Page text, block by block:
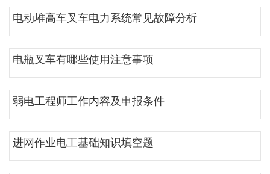
电动堆高车叉车电力系统常见故障分析
电瓶叉车有哪些使用注意事项
弱电工程师工作内容及申报条件
进网作业电工基础知识填空题